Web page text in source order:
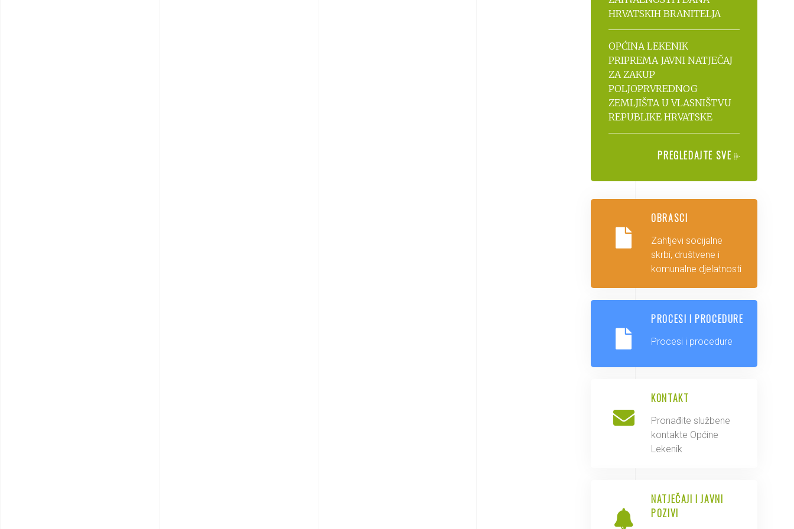
HRVATSKIH BRANITELJA
OPĆINA LEKENIK
PRIPREMA JAVNI NATJEČAJ
ZA ZAKUP
POLJOPRVREDNOG
ZEMLJIŠTA U VLASNIŠTVU
REPUBLIKE HRVATSKE
PREGLEDAJTE SVE
OBRASCI
Zahtjevi socijalne
skrbi, društvene i
komunalne djelatnosti
PROCESI I PROCEDURE
Procesi i procedure
KONTAKT
Pronađite službene
kontakte Općine
Lekenik
NATJEČAJI I JAVNI
POZIVI